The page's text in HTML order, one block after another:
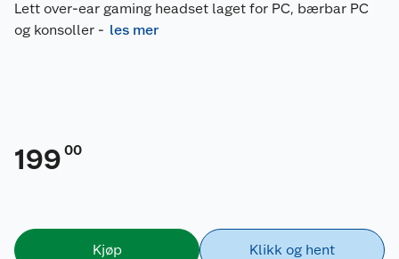
Lett over-ear gaming headset laget for PC, bærbar PC
og konsoller - les mer
199 00
Kjøp Klikk og hent